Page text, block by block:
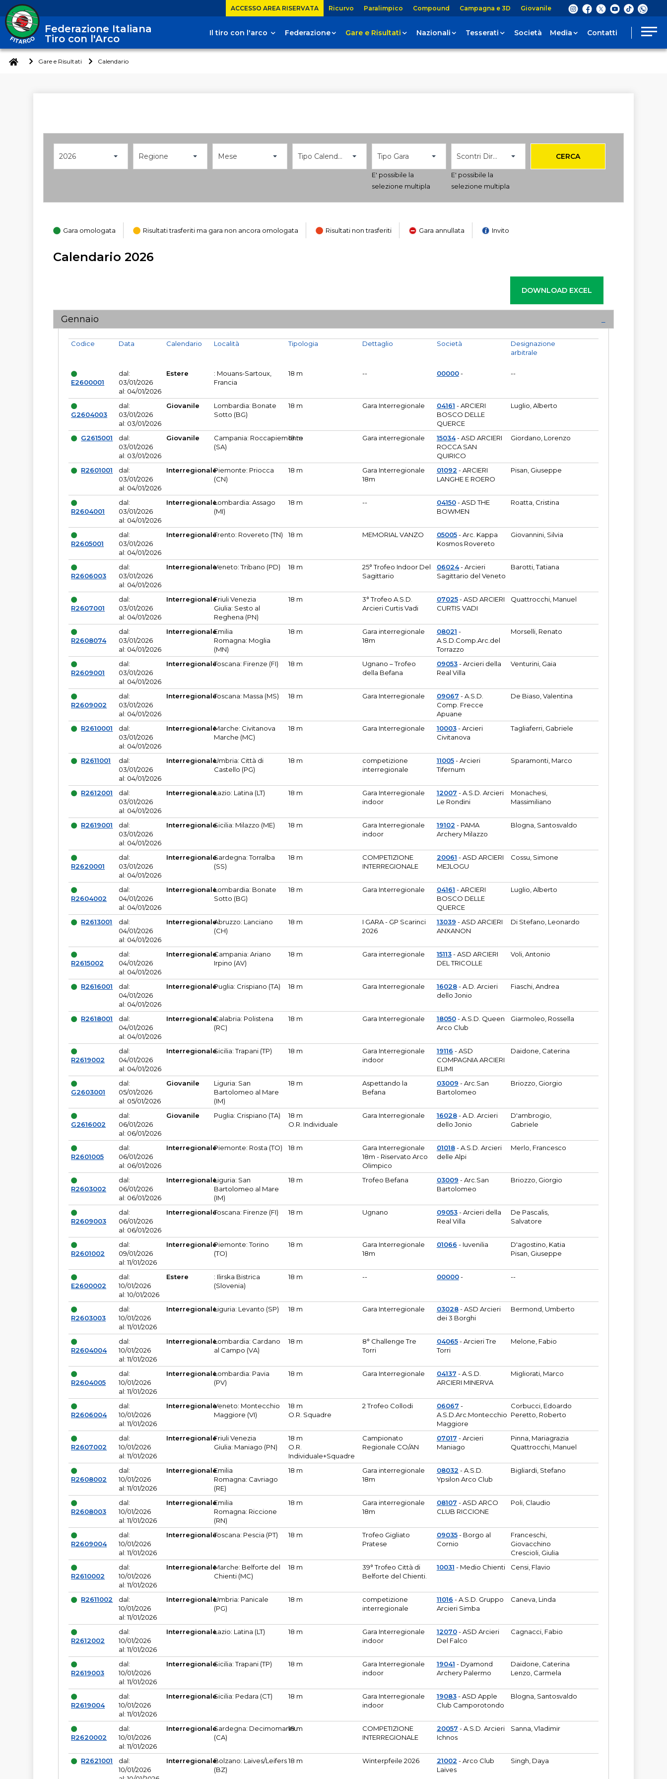
ACCESSO AREA RISERVATA Ricurvo Paralimpico Compound Campagna e 3D Giovanile
Federazione Italiana
Tiro con l'Arco
Il tiro con l'arco Federazione Gare e Risultati Nazionali Tesserati Società Media Contatti
Gare e Risultati Calendario
2026 Regione Mese Tipo Calendario Tipo Gara
E' possibile la
selezione multipla
Scontri Diretti
E' possibile la
selezione multipla
CERCA
Gara omologata Risultati trasferiti ma gara non ancora omologata Risultati non trasferiti Gara annullata Invito
Calendario 2026
Gennaio
Codice
E2600001
Data
dal:
03/01/2026
al: 04/01/2026
Calendario
Estere
Località
: Mouans-Sartoux,
Francia
Tipologia
18 m
Dettaglio
--
Società
00000-
Designazione
arbitrale
--
G2604003
dal:
03/01/2026
al: 03/01/2026
Giovanile
Lombardia: Bonate
Sotto (BG)
18 m Gara Interregionale 04161 - ARCIERI
BOSCO DELLE
QUERCE
Luglio, Alberto
G2615001
dal:
03/01/2026
al: 03/01/2026
Giovanile
Campania: Roccapiemonte
(SA)
18 m Gara interregionale 15034- ASD ARCIERI
ROCCA SAN
QUIRICO
Giordano, Lorenzo
R2601001
dal:
03/01/2026
al: 04/01/2026
InterregionalePiemonte: Priocca
(CN)
18 m
Gara Interregionale
18m
01092 - ARCIERI
LANGHE E ROERO
Pisan, Giuseppe
R2604001
dal:
03/01/2026
al: 04/01/2026
InterregionaleLombardia: Assago
(MI)
18 m -- 04150- ASD THE
BOWMEN
Roatta, Cristina
R2605001
dal:
03/01/2026
al: 04/01/2026
InterregionaleTrento: Rovereto (TN) 18 m MEMORIAL VANZO 05005- Arc. Kappa
Kosmos Rovereto
Giovannini, Silvia
R2606003
dal:
03/01/2026
al: 04/01/2026
InterregionaleVeneto: Tribano (PD) 18 m
25° Trofeo Indoor Del
Sagittario
06024- Arcieri
Sagittario del Veneto
Barotti, Tatiana
R2607001
dal:
03/01/2026
al: 04/01/2026
InterregionaleFriuli Venezia
Giulia: Sesto al
Reghena (PN)
18 m
3° Trofeo A.S.D.
Arcieri Curtis Vadi
07025- ASD ARCIERI
CURTIS VADI
Quattrocchi, Manuel
R2608074
dal:
03/01/2026
al: 04/01/2026
InterregionaleEmilia
Romagna: Moglia
(MN)
18 m
Gara interregionale
18m
08021 -
A.S.D.Comp.Arc.del
Torrazzo
Morselli, Renato
R2609001
dal:
03/01/2026
al: 04/01/2026
InterregionaleToscana: Firenze (FI) 18 m
Ugnano – Trofeo
della Befana
09053- Arcieri della
Real Villa
Venturini, Gaia
R2609002
dal:
03/01/2026
al: 04/01/2026
InterregionaleToscana: Massa (MS) 18 m Gara Interregionale 09067 - A.S.D.
Comp. Frecce
Apuane
De Biaso, Valentina
R2610001
dal:
03/01/2026
al: 04/01/2026
InterregionaleMarche: Civitanova
Marche (MC)
18 m Gara Interregionale 10003- Arcieri
Civitanova
Tagliaferri, Gabriele
R2611001
dal:
03/01/2026
al: 04/01/2026
InterregionaleUmbria: Città di
Castello (PG)
18 m
competizione
interregionale
11005- Arcieri
Tifernum
Sparamonti, Marco
R2612001
dal:
03/01/2026
al: 04/01/2026
InterregionaleLazio: Latina (LT) 18 m
Gara Interregionale
indoor
12007 - A.S.D. Arcieri
Le Rondini
Monachesi,
Massimiliano
R2619001
dal:
03/01/2026
al: 04/01/2026
InterregionaleSicilia: Milazzo (ME) 18 m
Gara Interregionale
indoor
19102 - PAMA
Archery Milazzo
Blogna, Santosvaldo
R2620001
dal:
03/01/2026
al: 04/01/2026
InterregionaleSardegna: Torralba
(SS)
18 m
COMPETIZIONE
INTERREGIONALE
20061 - ASD ARCIERI
MEJLOGU
Cossu, Simone
R2604002
dal:
04/01/2026
al: 04/01/2026
InterregionaleLombardia: Bonate
Sotto (BG)
18 m Gara Interregionale 04161 - ARCIERI
BOSCO DELLE
QUERCE
Luglio, Alberto
R2613001
dal:
04/01/2026
al: 04/01/2026
InterregionaleAbruzzo: Lanciano
(CH)
18 m
I GARA - GP Scarinci
2026
13039 - ASD ARCIERI
ANXANON
Di Stefano, Leonardo
R2615002
dal:
04/01/2026
al: 04/01/2026
InterregionaleCampania: Ariano
Irpino (AV)
18 m Gara interregionale 15113- ASD ARCIERI
DEL TRICOLLE
Voli, Antonio
R2616001
dal:
04/01/2026
al: 04/01/2026
InterregionalePuglia: Crispiano (TA) 18 m Gara Interregionale 16028- A.D. Arcieri
dello Jonio
Fiaschi, Andrea
R2618001
dal:
04/01/2026
al: 04/01/2026
InterregionaleCalabria: Polistena
(RC)
18 m Gara Interregionale 18050- A.S.D. Queen
Arco Club
Giarmoleo, Rossella
R2619002
dal:
04/01/2026
al: 04/01/2026
InterregionaleSicilia: Trapani (TP) 18 m
Gara Interregionale
indoor
19116 - ASD
COMPAGNIA ARCIERI
ELIMI
Daidone, Caterina
G2603001
dal:
05/01/2026
al: 05/01/2026
Giovanile
Liguria: San
Bartolomeo al Mare
(IM)
18 m
Aspettando la
Befana
03009 - Arc.San
Bartolomeo
Briozzo, Giorgio
G2616002
dal:
06/01/2026
al: 06/01/2026
Giovanile Puglia: Crispiano (TA)
18 m
O.R. Individuale
Gara Interregionale 16028- A.D. Arcieri
dello Jonio
D'ambrogio,
Gabriele
R2601005
dal:
06/01/2026
al: 06/01/2026
InterregionalePiemonte: Rosta (TO) 18 m
Gara Interregionale
18m - Riservato Arco
Olimpico
01018- A.S.D. Arcieri
delle Alpi
Merlo, Francesco
R2603002
dal:
06/01/2026
al: 06/01/2026
InterregionaleLiguria: San
Bartolomeo al Mare
(IM)
18 m Trofeo Befana 03009 - Arc.San
Bartolomeo
Briozzo, Giorgio
R2609003
dal:
06/01/2026
al: 06/01/2026
InterregionaleToscana: Firenze (FI) 18 m Ugnano 09053- Arcieri della
Real Villa
De Pascalis,
Salvatore
R2601002
dal:
09/01/2026
al: 11/01/2026
InterregionalePiemonte: Torino
(TO)
18 m
Gara Interregionale
18m
01066 - Iuvenilia
D'agostino, Katia
Pisan, Giuseppe
E2600002
dal:
10/01/2026
al: 10/01/2026
Estere
: Ilirska Bistrica
(Slovenia)
18 m -- 00000- --
R2603003
dal:
10/01/2026
al: 11/01/2026
InterregionaleLiguria: Levanto (SP) 18 m Gara Interregionale 03028- ASD Arcieri
dei 3 Borghi
Bermond, Umberto
R2604004
dal:
10/01/2026
al: 11/01/2026
InterregionaleLombardia: Cardano
al Campo (VA)
18 m
8° Challenge Tre
Torri
04065- Arcieri Tre
Torri
Melone, Fabio
R2604005
dal:
10/01/2026
al: 11/01/2026
InterregionaleLombardia: Pavia
(PV)
18 m Gara Interregionale 04137 - A.S.D.
ARCIERI MINERVA
Migliorati, Marco
R2606004
dal:
10/01/2026
al: 11/01/2026
InterregionaleVeneto: Montecchio
Maggiore (VI)
18 m
O.R. Squadre
2 Trofeo Collodi 06067 -
A.S.D.Arc.Montecchio
Maggiore
Corbucci, Edoardo
Peretto, Roberto
R2607002
dal:
10/01/2026
al: 11/01/2026
InterregionaleFriuli Venezia
Giulia: Maniago (PN)
18 m
O.R.
Individuale+Squadre
Campionato
Regionale CO/AN
07017 - Arcieri
Maniago
Pinna, Mariagrazia
Quattrocchi, Manuel
R2608002
dal:
10/01/2026
al: 11/01/2026
InterregionaleEmilia
Romagna: Cavriago
(RE)
18 m
Gara interregionale
18m
08032 - A.S.D.
Ypsilon Arco Club
Bigliardi, Stefano
R2608003
dal:
10/01/2026
al: 11/01/2026
InterregionaleEmilia
Romagna: Riccione
(RN)
18 m
Gara interregionale
18m
08107 - ASD ARCO
CLUB RICCIONE
Poli, Claudio
R2609004
dal:
10/01/2026
al: 11/01/2026
InterregionaleToscana: Pescia (PT) 18 m
Trofeo Gigliato
Pratese
09035- Borgo al
Cornio
Franceschi,
Giovacchino
Crescioli, Giulia
R2610002
dal:
10/01/2026
al: 11/01/2026
InterregionaleMarche: Belforte del
Chienti (MC)
18 m
39° Trofeo Città di
Belforte del Chienti.
10031 - Medio Chienti Censi, Flavio
R2611002
dal:
10/01/2026
al: 11/01/2026
InterregionaleUmbria: Panicale
(PG)
18 m
competizione
interregionale
11016 - A.S.D. Gruppo
Arcieri Simba
Caneva, Linda
R2612002
dal:
10/01/2026
al: 11/01/2026
InterregionaleLazio: Latina (LT) 18 m
Gara Interregionale
indoor
12070- ASD Arcieri
Del Falco
Cagnacci, Fabio
R2619003
dal:
10/01/2026
al: 11/01/2026
InterregionaleSicilia: Trapani (TP) 18 m
Gara Interregionale
indoor
19041 - Dyamond
Archery Palermo
Daidone, Caterina
Lenzo, Carmela
R2619004
dal:
10/01/2026
al: 11/01/2026
InterregionaleSicilia: Pedara (CT) 18 m
Gara Interregionale
indoor
19083- ASD Apple
Club Camporotondo
Blogna, Santosvaldo
R2620002
dal:
10/01/2026
al: 11/01/2026
InterregionaleSardegna: Decimomannu
(CA)
18 m
COMPETIZIONE
INTERREGIONALE
20057 - A.S.D. Arcieri
Ichnos
Sanna, Vladimir
R2621001
dal:
10/01/2026
InterregionaleBolzano: Laives/Leifers
(BZ)
18 m Winterpfeile 2026 21002 - Arco Club
Laives
Singh, Daya